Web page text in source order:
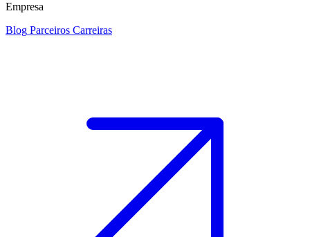
Empresa
Blog Parceiros Carreiras